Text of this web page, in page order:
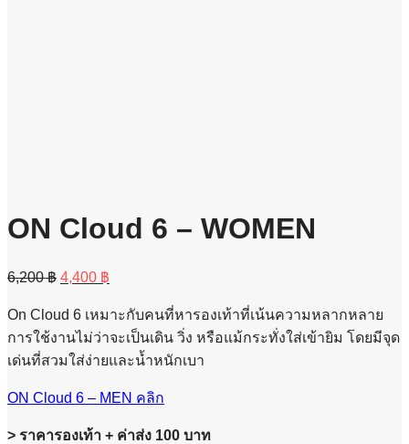
ON Cloud 6 – WOMEN
6,200฿ Original
price
was:
4,400 ฿
price
4,400 ฿.
On Cloud 6 เหมาะกับคนที่หารองเท้าที่เน้นความหลากหลาย
การใช้งานไม่ว่าจะเป็นเดิน วิ่ง หรือแม้กระทั่งใส่เข้ายิม โดยมีจุด
เด่นที่สวมใส่ง่ายและน้ำหนักเบา
ON Cloud 6 – MEN คลิก
> ราคารองเท้า + ค่าส่ง 100 บาท